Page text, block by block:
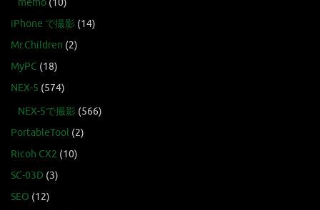
memo (10)
iPhone で撮影 (14)
Mr.Children (2)
MyPC (18)
NEX-5 (574)
NEX-5で撮影 (566)
PortableTool (2)
Ricoh CX2 (10)
SC-03D (3)
SEO (12)